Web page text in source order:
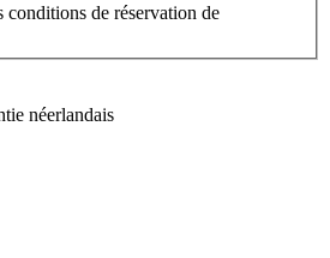
conditions de réservation de
néerlandais